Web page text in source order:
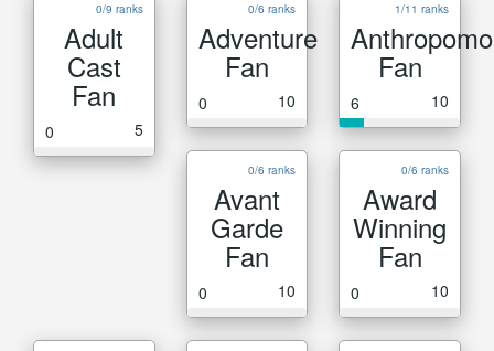
0/9 ranks
Adult
Cast
Fan
0 5
0/6 ranks
Adventure
Fan
0 10
1/11 ranks
Fan
6 10
0/6 ranks
Avant
Garde
Fan
0 10
0/6 ranks
Award
Winning
Fan
0 10